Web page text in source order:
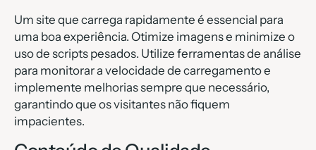
Um site que carrega rapidamente é essencial para
uma boa experiência. Otimize imagens e minimize o
uso de scripts pesados. Utilize ferramentas de análise
para monitorar a velocidade de carregamento e
implemente melhorias sempre que necessário,
garantindo que os visitantes não fiquem
impacientes.